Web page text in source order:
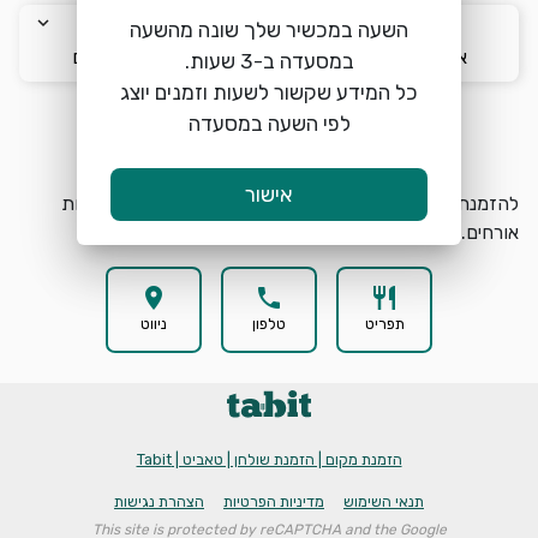
keyboard_arrow_down
א׳ 9/8
keyboard_arrow_down
17:00
keyboard_arrow_down
הזמנת מקום
להזמנת מקום בלה פיאדרה ארנונה בחרו תאריך, שעה וכמות
אורחים.
restaurant
תפריט
phone
טלפון
location_on
ניווט
הזמנת מקום | הזמנת שולחן | טאביט | Tabit
תנאי השימוש מדיניות הפרטיות הצהרת נגישות
This site is protected by reCAPTCHA and the Google
השעה במכשיר שלך שונה מהשעה
כל המידע שקשור לשעות וזמנים יוצג
לפי השעה במסעדה
אישור